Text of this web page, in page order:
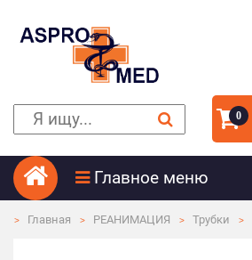
0
Главное меню
Главная РЕАНИМАЦИЯ Трубки